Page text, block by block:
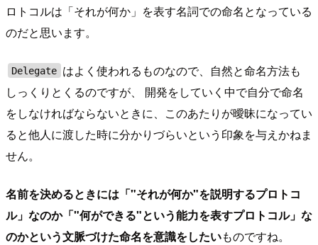
ロトコルは「それが何か」を表す名詞での命名となっている
のだと思います。
Delegate はよく使われるものなので、自然と命名方法も
しっくりとくるのですが、 開発をしていく中で自分で命名
をしなければならないときに、このあたりが曖昧になってい
ると他人に渡した時に分かりづらいという印象を与えかねま
せん。
名前を決めるときには「"それが何か"を説明するプロトコ
ル」なのか「"何ができる"という能力を表すプロトコル」な
のかという文脈づけた命名を意識をしたいものですね。